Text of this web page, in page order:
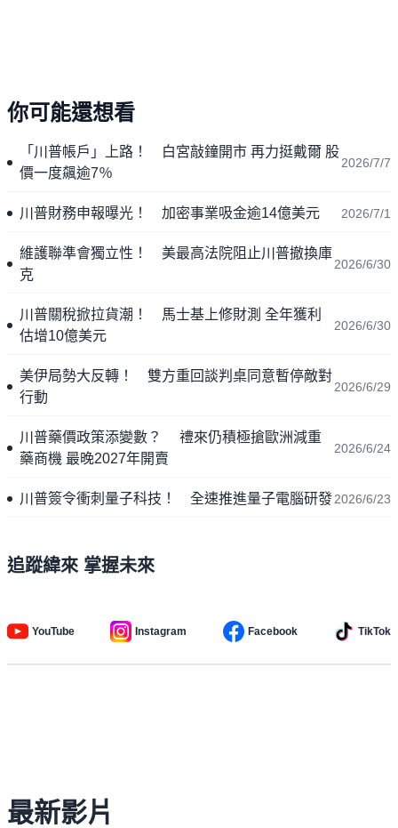
你可能還想看
「川普帳戶」上路！ 白宮敲鐘開市 再力挺戴爾 股
價一度飆逾7％
2026/7/7
川普財務申報曝光！ 加密事業吸金逾14億美元 2026/7/1
維護聯準會獨立性！ 美最高法院阻止川普撤換庫
克
2026/6/30
川普關稅掀拉貨潮！ 馬士基上修財測 全年獲利
估增10億美元
2026/6/30
美伊局勢大反轉！ 雙方重回談判桌同意暫停敵對
行動
2026/6/29
川普藥價政策添變數？ 禮來仍積極搶歐洲減重
藥商機 最晚2027年開賣
2026/6/24
川普簽令衝刺量子科技！ 全速推進量子電腦研發2026/6/23
追蹤緯來 掌握未來
YouTube Instagram Facebook TikTok
最新影片